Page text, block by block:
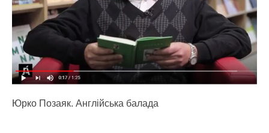
Юрко Позаяк. Англійська балада